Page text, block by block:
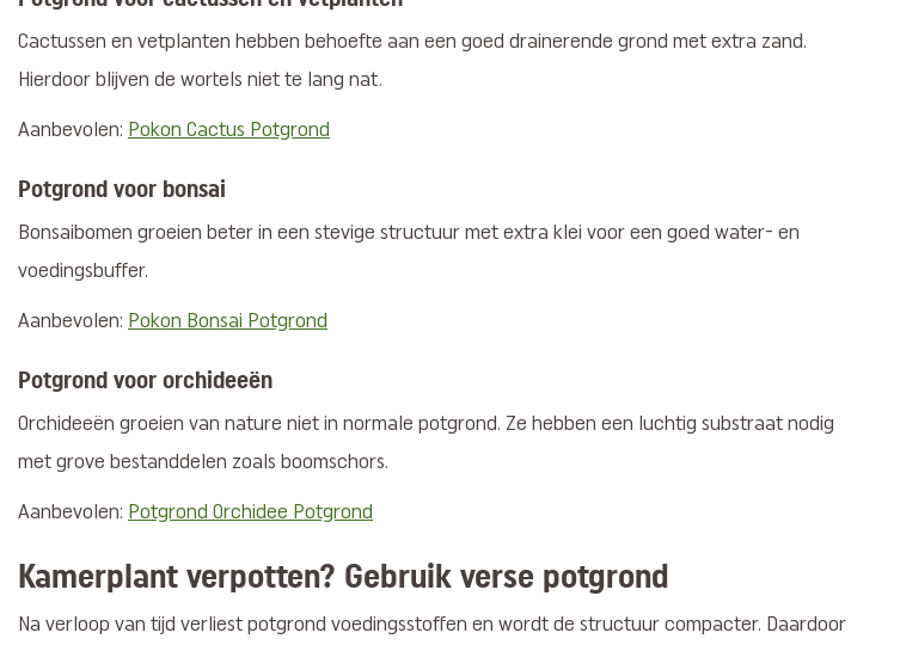
Cactussen en vetplanten hebben behoefte aan een goed drainerende grond met extra zand.
Hierdoor blijven de wortels niet te lang nat.
Aanbevolen: Pokon Cactus Potgrond
Potgrond voor bonsai
Bonsaibomen groeien beter in een stevige structuur met extra klei voor een goed water- en
voedingsbuffer.
Aanbevolen: Pokon Bonsai Potgrond
Potgrond voor orchideeën
Orchideeën groeien van nature niet in normale potgrond. Ze hebben een luchtig substraat nodig
met grove bestanddelen zoals boomschors.
Aanbevolen: Potgrond Orchidee Potgrond
Kamerplant verpotten? Gebruik verse potgrond
Na verloop van tijd verliest potgrond voedingsstoffen en wordt de structuur compacter. Daardoor